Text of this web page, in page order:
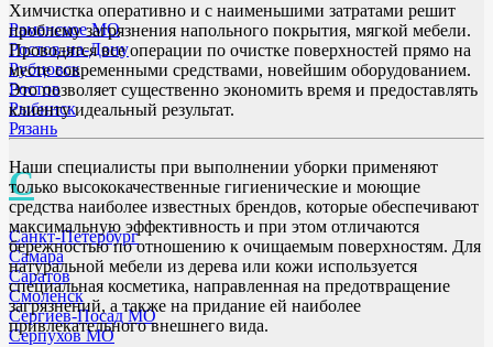
Раменское МО
Ростов-на-Дону
Рубцовск
Ростов
Рыбинск
Рязань
С
Санкт-Петербург
Самара
Саратов
Смоленск
Сергиев-Посад МО
Серпухов МО
Химчистка оперативно и с наименьшими затратами решит
проблему загрязнения напольного покрытия, мягкой мебели.
Проводятся все операции по очистке поверхностей прямо на
месте современными средствами, новейшим оборудованием.
Это позволяет существенно экономить время и предоставлять
клиенту идеальный результат.
Наши специалисты при выполнении уборки применяют
только высококачественные гигиенические и моющие
средства наиболее известных брендов, которые обеспечивают
максимальную эффективность и при этом отличаются
бережностью по отношению к очищаемым поверхностям. Для
натуральной мебели из дерева или кожи используется
специальная косметика, направленная на предотвращение
загрязнений, а также на придание ей наиболее
привлекательного внешнего вида.